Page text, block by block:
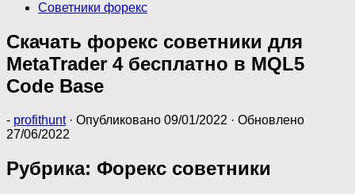
Советники форекс
Скачать форекс советники для
MetaTrader 4 бесплатно в MQL5
Code Base
- profithunt · Опубликовано 09/01/2022 · Обновлено
27/06/2022
Рубрика: Форекс советники